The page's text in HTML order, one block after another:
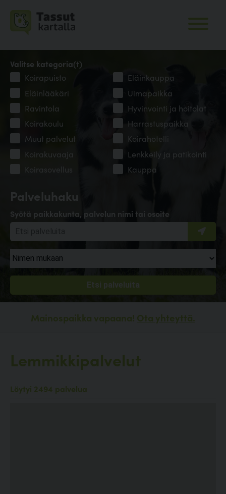
Palveluhaku
Syötä paikkakunta, palvelun nimi tai osoite
Valitse kategoria(t)
Koirapuisto
Eläinkauppa
Eläinlääkäri
Uimapaikka
Ravintola
Hyvinvointi ja hoitolat
Koirakoulu
Harrastuspaikka
Muut palvelut
Koirahotelli
Koirakuvaaja
Lenkkeily ja patikointi
Koirasovellus
Kauppa
Mainospaikka vapaana! Ota yhteyttä.
Lemmikkipalvelut
Löytyi 2494 palvelua